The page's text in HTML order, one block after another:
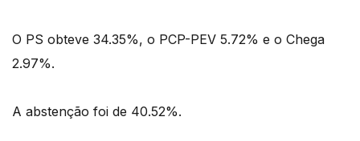
O PS obteve 34.35%, o PCP-PEV 5.72% e o Chega
2.97%.
A abstenção foi de 40.52%.